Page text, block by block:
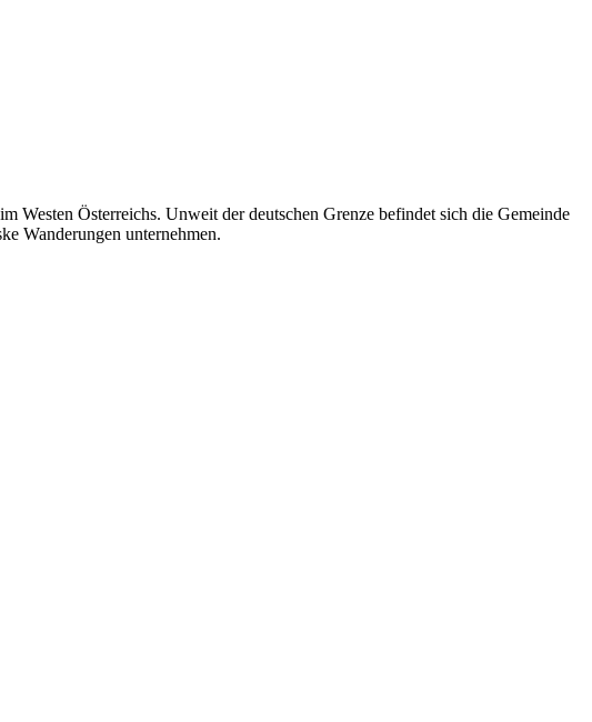
im Westen Österreichs. Unweit der deutschen Grenze befindet sich die Gemeinde
Wanderungen unternehmen.